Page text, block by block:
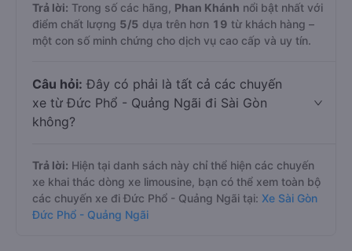
Trả lời: Trong số các hãng, Phan Khánh nổi bật nhất với
điểm chất lượng 5/5 dựa trên hơn 19 từ khách hàng –
một con số minh chứng cho dịch vụ cao cấp và uy tín.
Câu hỏi: Đây có phải là tất cả các chuyến
xe từ Đức Phổ - Quảng Ngãi đi Sài Gòn
không?
Trả lời: Hiện tại danh sách này chỉ thể hiện các chuyến
xe khai thác dòng xe limousine, bạn có thể xem toàn bộ
các chuyến xe đi Đức Phổ - Quảng Ngãi tại: Xe Sài Gòn
Đức Phổ - Quảng Ngãi